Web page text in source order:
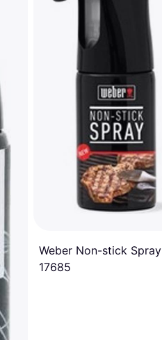
Weber Non-stick Spray
17685